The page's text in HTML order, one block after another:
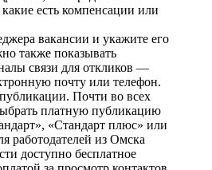
какие есть компенсации или
вакансии и укажите его
также показывать
связи для откликов —
почту или телефон.
Почти во всех
платную публикацию
«Стандарт плюс» или
работодателей из Омска
доступно бесплатное